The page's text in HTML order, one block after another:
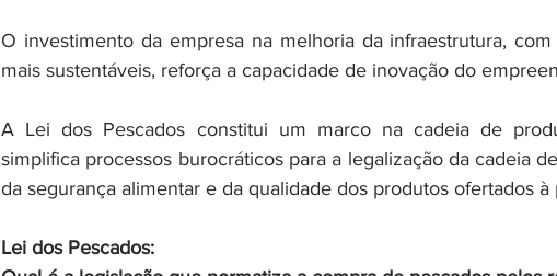
O investimento da empresa na melhoria da infraestrutura,
mais sustentáveis, reforça a capacidade de inovação do
A Lei dos Pescados constitui um marco na cadeia de
simplifica processos burocráticos para a legalização da cadeia
da segurança alimentar e da qualidade dos produtos ofertados à
Lei dos Pescados: